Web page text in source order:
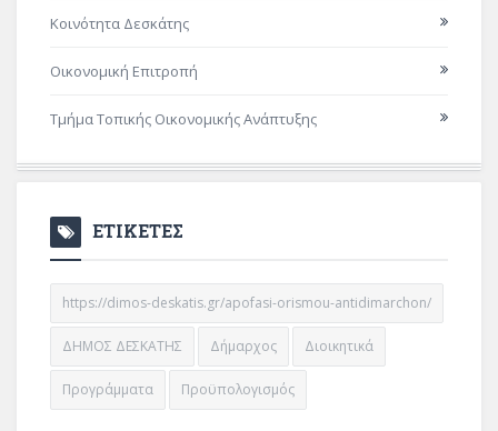
Κοινότητα Δεσκάτης
Οικονομική Επιτροπή
Τμήμα Τοπικής Οικονομικής Ανάπτυξης
ΕΤΙΚΕΤΕΣ
https://dimos-deskatis.gr/apofasi-orismou-antidimarchon/
ΔΗΜΟΣ ΔΕΣΚΑΤΗΣ Δήμαρχος Διοικητικά
Προγράμματα Προϋπολογισμός